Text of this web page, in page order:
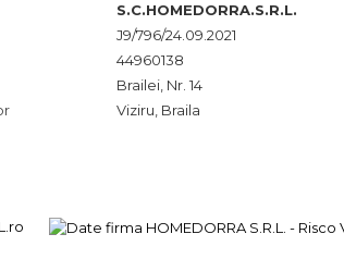
S.C.HOMEDORRA.S.R.L.
J9/796/24.09.2021
44960138
Brailei, Nr. 14
Viziru, Braila